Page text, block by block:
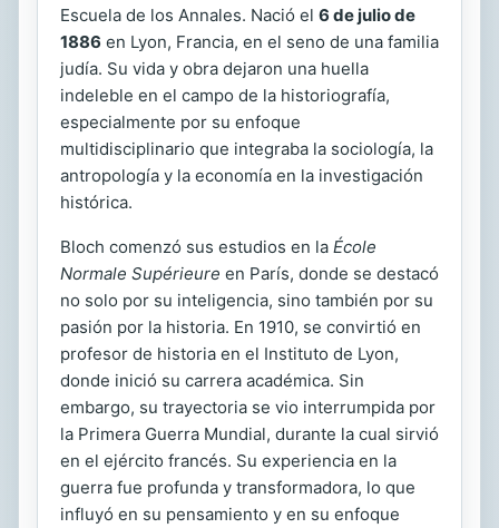
Escuela de los Annales. Nació el 6 de julio de
1886 en Lyon, Francia, en el seno de una familia
judía. Su vida y obra dejaron una huella
indeleble en el campo de la historiografía,
especialmente por su enfoque
multidisciplinario que integraba la sociología, la
antropología y la economía en la investigación
histórica.
Bloch comenzó sus estudios en la École
Normale Supérieure en París, donde se destacó
no solo por su inteligencia, sino también por su
pasión por la historia. En 1910, se convirtió en
profesor de historia en el Instituto de Lyon,
donde inició su carrera académica. Sin
embargo, su trayectoria se vio interrumpida por
la Primera Guerra Mundial, durante la cual sirvió
en el ejército francés. Su experiencia en la
guerra fue profunda y transformadora, lo que
influyó en su pensamiento y en su enfoque